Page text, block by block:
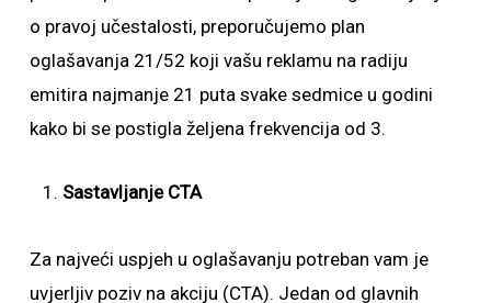
o pravoj učestalosti, preporučujemo plan
oglašavanja 21/52 koji vašu reklamu na radiju
emitira najmanje 21 puta svake sedmice u godini
kako bi se postigla željena frekvencija od 3.
Sastavljanje CTA
Za najveći uspjeh u oglašavanju potreban vam je
uvjerljiv poziv na akciju (CTA). Jedan od glavnih